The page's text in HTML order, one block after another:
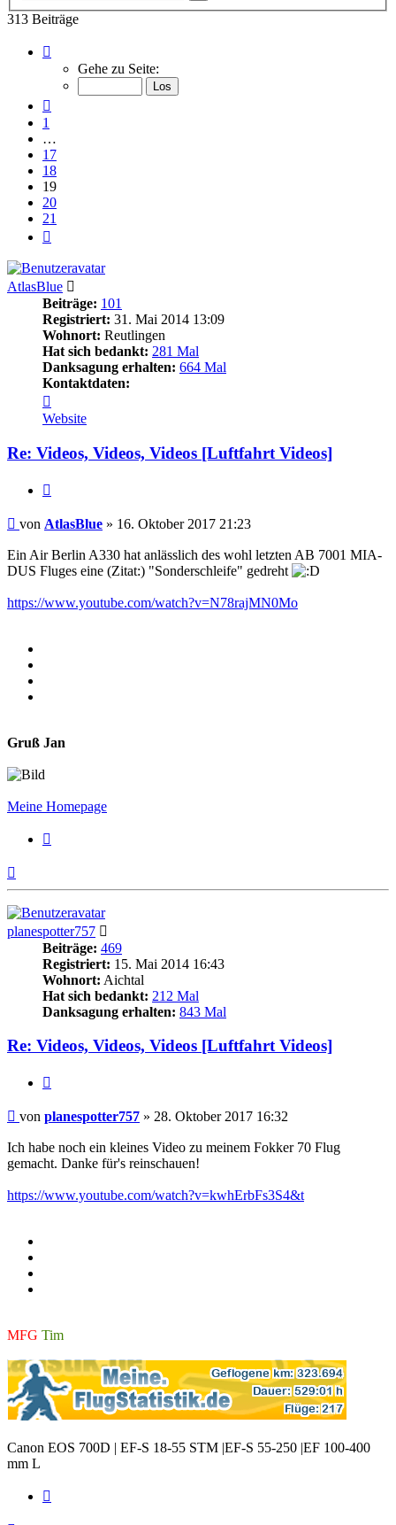
313 Beiträge
19
von
Gehe zu Seite:
1
…
17
18
19
20
21
AtlasBlue
Beiträge: 101
Registriert: 31. Mai 2014 13:09
Wohnort: Reutlingen
Hat sich bedankt: 281 Mal
Danksagung erhalten: 664 Mal
Kontaktdaten:
von
AtlasBlue
Website
Re: Videos, Videos, Videos [Luftfahrt Videos]
Beitrag
von AtlasBlue » 16. Oktober 2017 21:23
Ein Air Berlin A330 hat anlässlich des wohl letzten AB 7001 MIA-
DUS Fluges eine (Zitat:) "Sonderschleife" gedreht
https://www.youtube.com/watch?v=N78rajMN0Mo
Gruß Jan
Meine Homepage
planespotter757
Beiträge: 469
Registriert: 15. Mai 2014 16:43
Wohnort: Aichtal
Hat sich bedankt: 212 Mal
Danksagung erhalten: 843 Mal
Re: Videos, Videos, Videos [Luftfahrt Videos]
Beitrag
von planespotter757 » 28. Oktober 2017 16:32
Ich habe noch ein kleines Video zu meinem Fokker 70 Flug
gemacht. Danke für's reinschauen!
https://www.youtube.com/watch?v=kwhErbFs3S4&t
MFG Tim
Canon EOS 700D | EF-S 18-55 STM |EF-S 55-250 |EF 100-400
mm L